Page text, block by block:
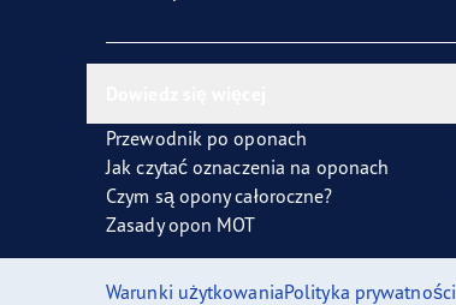
Przewodnik po oponach
Jak czytać oznaczenia na oponach
Czym są opony całoroczne?
Zasady opon MOT
Warunki użytkowaniaPolityka prywatności